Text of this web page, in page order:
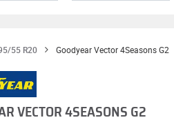
55 R20 Goodyear Vector 4Seasons G2
VECTOR 4SEASONS G2